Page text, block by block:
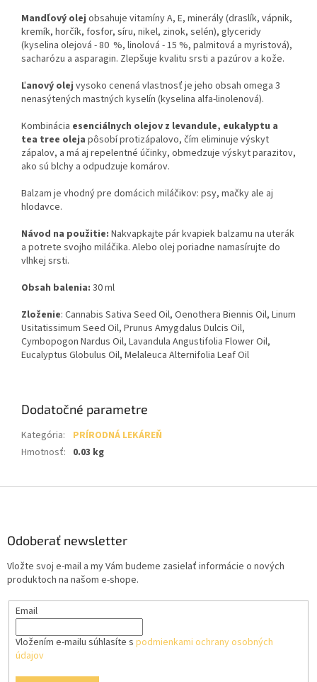
Mandľový olej obsahuje vitamíny A, E, minerály (draslík, vápnik,
kremík, horčík, fosfor, síru, nikel, zinok, selén), glyceridy
(kyselina olejová - 80 %, linolová - 15 %, palmitová a myristová),
sacharózu a asparagin. Zlepšuje kvalitu srsti a pazúrov a kože.
Ľanový olej vysoko cenená vlastnosť je jeho obsah omega 3
nenasýtených mastných kyselín (kyselina alfa-linolenová).
Kombinácia esenciálnych olejov z levandule, eukalyptu a
tea tree oleja pôsobí protizápalovo, čím eliminuje výskyt
zápalov, a má aj repelentné účinky, obmedzuje výskyt parazitov,
ako sú blchy a odpudzuje komárov.
Balzam je vhodný pre domácich miláčikov: psy, mačky ale aj
hlodavce.
Návod na použitie: Nakvapkajte pár kvapiek balzamu na uterák
a potrete svojho miláčika. Alebo olej poriadne namasírujte do
vlhkej srsti.
Obsah balenia: 30 ml
Zloženie: Cannabis Sativa Seed Oil, Oenothera Biennis Oil, Linum
Usitatissimum Seed Oil, Prunus Amygdalus Dulcis Oil,
Cymbopogon Nardus Oil, Lavandula Angustifolia Flower Oil,
Eucalyptus Globulus Oil, Melaleuca Alternifolia Leaf Oil
Dodatočné parametre
Kategória:
PRÍRODNÁ LEKÁREŇ
Hmotnosť: 0.03 kg
Odoberať newsletter
Vložte svoj e-mail a my Vám budeme zasielať informácie o nových
produktoch na našom e-shope.
Email
Vložením e-mailu súhlasíte s podmienkami ochrany osobných
údajov